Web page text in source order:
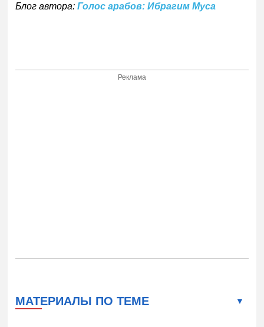
Блог автора:Голос арабов: Ибрагим Муса
Реклама
МАТЕРИАЛЫ ПО ТЕМЕ